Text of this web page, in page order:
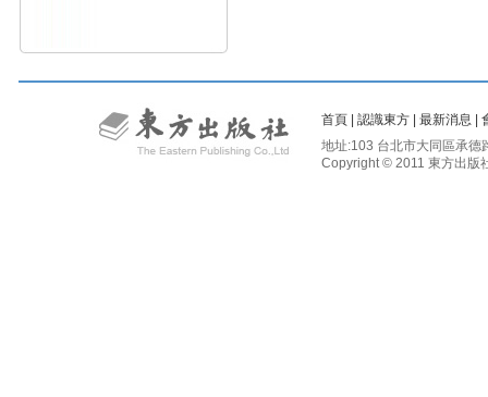
首頁 認識東方 最新消息
地址:103 台北市大同區承
Copyright © 2011 東方出版